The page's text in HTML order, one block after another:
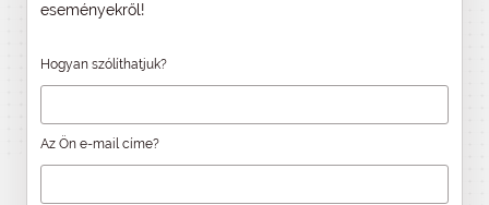
eseményekről!
Hogyan szólíthatjuk?
Az Ön e-mail címe?